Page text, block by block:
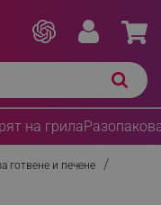
на грила
готвене и печене